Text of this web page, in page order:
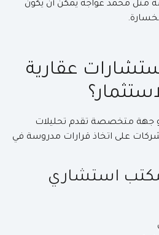
مثل محمد عواجه يمكن أن يكون
عقارية
جهة متخصصة تقدم تحليلات
على اتخاذ قرارات مدروسة في
استشاري